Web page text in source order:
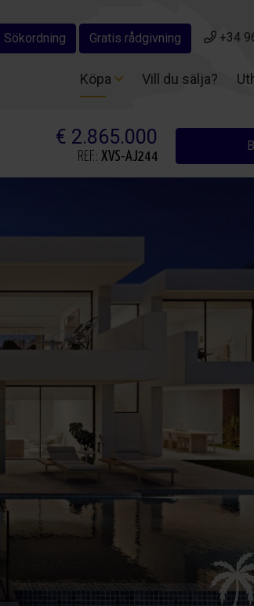
Sökordning Gratis rådgivning +34
Köpa Vill du sälja?
Sökordning Gratis rådgivning +34
Köpa Vill du sälja?
€ 2.865.000
REF.:XVS-AJ244